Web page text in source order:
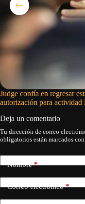
Judge confía en regresar
autorización para actividad
Deja un comentario
Tu dirección de correo
obligatorios están marcados con
Nombre*
Correo electrónico*